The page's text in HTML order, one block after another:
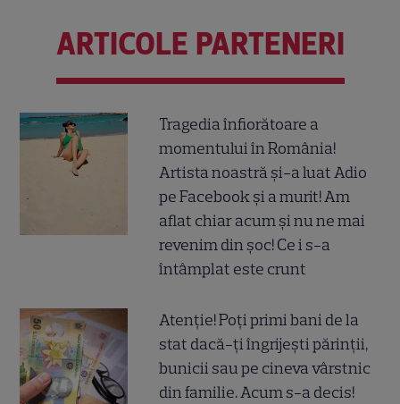
ARTICOLE PARTENERI
Tragedia înfiorătoare a
momentului în România!
Artista noastră și-a luat Adio
pe Facebook și a murit! Am
aflat chiar acum și nu ne mai
revenim din șoc! Ce i s-a
întâmplat este crunt
Atenție! Poți primi bani de la
stat dacă-ți îngrijești părinții,
bunicii sau pe cineva vârstnic
din familie. Acum s-a decis!